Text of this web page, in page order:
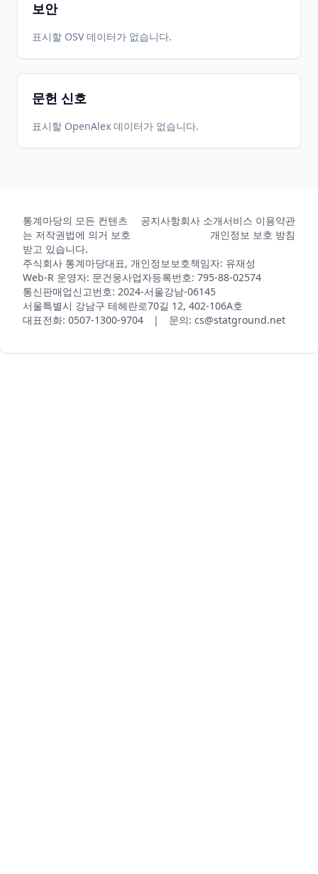
보안
표시할 OSV 데이터가 없습니다.
문헌 신호
표시할 OpenAlex 데이터가 없습니다.
통계마당의 모든 컨텐츠
는 저작권법에 의거 보호
받고 있습니다.
공지사항회사 소개서비스 이용약관
개인정보 보호 방침
주식회사 통계마당대표, 개인정보보호책임자: 유재성
Web-R 운영자: 문건웅사업자등록번호: 795-88-02574
통신판매업신고번호: 2024-서울강남-06145
서울특별시 강남구 테헤란로70길 12, 402-106A호
대표전화: 0507-1300-9704 | 문의: cs@statground.net